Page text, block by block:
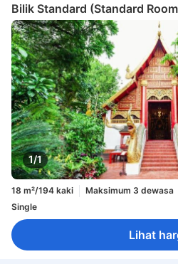
Bilik Standard (Standard
1/1
18 m²/194 kaki Maksimum 3 dewasa
Single
Lihat